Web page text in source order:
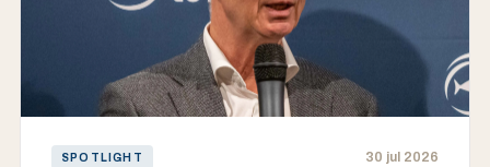
SPOTLIGHT 30 jul 2026